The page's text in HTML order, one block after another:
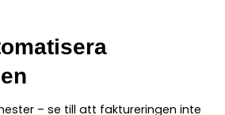
– se till att faktureringen inte